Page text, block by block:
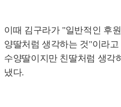
이때 김구라가 "일반적인 후
양딸처럼 생각하는 것"이라
수양딸이지만 친딸처럼 생각
냈다.